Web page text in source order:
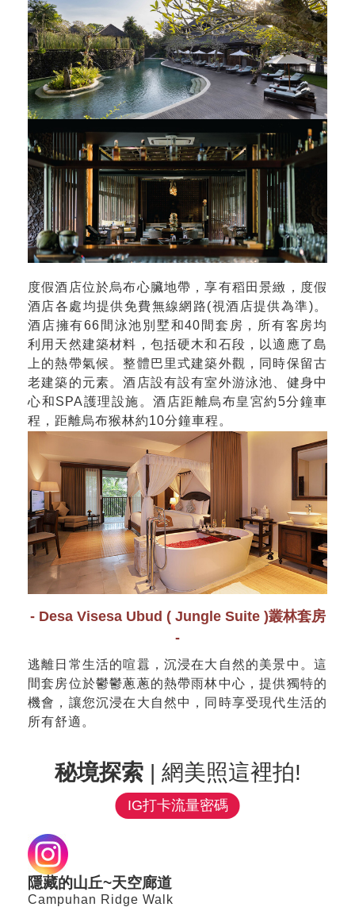
度假酒店位於烏布心臟地帶，享有稻田景緻，度假
酒店各處均提供免費無線網路(視酒店提供為準)。
酒店擁有66間泳池別墅和40間套房，所有客房均
利用天然建築材料，包括硬木和石段，以適應了島
上的熱帶氣候。整體巴里式建築外觀，同時保留古
老建築的元素。酒店設有設有室外游泳池、健身中
心和SPA護理設施。酒店距離烏布皇宮約5分鐘車
程，距離烏布猴林約10分鐘車程。
- Desa Visesa Ubud ( Jungle Suite )叢林套房
-
逃離日常生活的喧囂，沉浸在大自然的美景中。這
間套房位於鬱鬱蔥蔥的熱帶雨林中心，提供獨特的
機會，讓您沉浸在大自然中，同時享受現代生活的
所有舒適。
秘境探索| 網美照這裡拍!
IG打卡流量密碼
隱藏的山丘~天空廊道
Campuhan Ridge Walk